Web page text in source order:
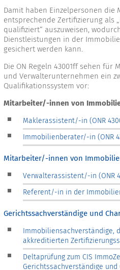
Damit haben Einzelpersonen die
entsprechende Zertifizierung als
qualifiziert“ auszuweisen,
Dienstleistungen in der
gesichert werden kann.
Die ON Regeln 43001ff sehen
und Verwalterunternehmen ein
Qualifikationssystem vor:
Mitarbeiter/-innen von
Maklerassistent/-in (ONR
Immobilienberater/-in (ONR
Mitarbeiter/-innen von
Verwalterassistent/-in (ONR
Referent/-in in der
Gerichtssachverständige und
Immobiliensachverständige,
akkreditierten
Deltaprüfung zum CIS
Gerichtssachverständige und